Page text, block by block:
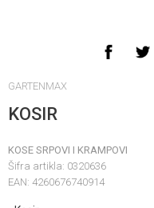
GARTENMAX
KOSIR
KOSE SRPOVI I KRAMPOVI
Šifra artikla: 0320636
EAN: 4260676740914